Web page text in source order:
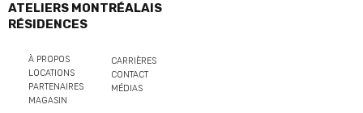
ATELIERS MONTRÉALAIS
RÉSIDENCES
À PROPOS
LOCATIONS
PARTENAIRES
MAGASIN
CARRIÈRES
CONTACT
MÉDIAS